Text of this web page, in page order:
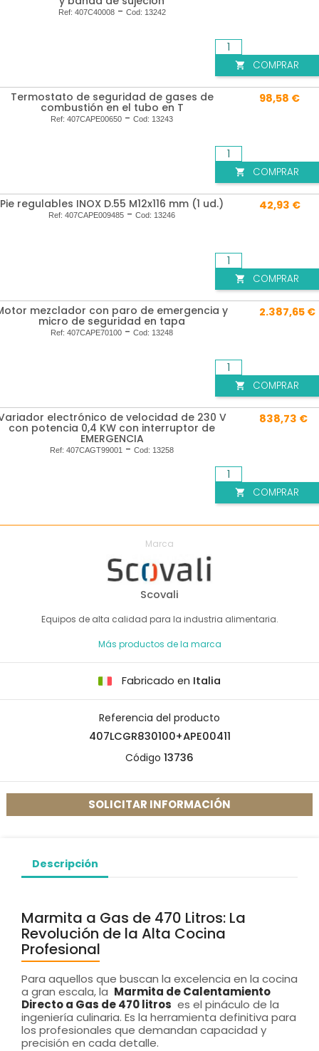
Marca
Scovali
Equipos de alta calidad para la industria alimentaria.
Más productos de la marca
Fabricado en Italia
Referencia del producto
407LCGR830100+APE00411
Código 13736
SOLICITAR INFORMACIÓN
Ref: 407C40008- Cod: 13242
 COMPRAR
Termostato de seguridad de gases de
combustión en el tubo en T
Ref: 407CAPE00650 - Cod: 13243
98,58 €
 COMPRAR
Pie regulables INOX D.55 M12x116 mm (1 ud.)
Ref: 407CAPE009485 - Cod: 13246
42,93 €
 COMPRAR
mezclador con paro de emergencia y
micro de seguridad en tapa
Ref: 407CAPE70100 - Cod: 13248
2.387,65 €
 COMPRAR
electrónico de velocidad de 230 V
con potencia 0,4 KW con interruptor de
EMERGENCIA
Ref: 407CAGT99001 - Cod: 13258
838,73 €
 COMPRAR
Descripción
Marmita a Gas de 470 Litros: La
Revolución de la Alta Cocina
Profesional
Para aquellos que buscan la excelencia en la cocina
a gran escala, la Marmita de Calentamiento
Directo a Gas de 470 litros es el pináculo de la
ingeniería culinaria. Es la herramienta definitiva para
los profesionales que demandan capacidad y
precisión en cada detalle.